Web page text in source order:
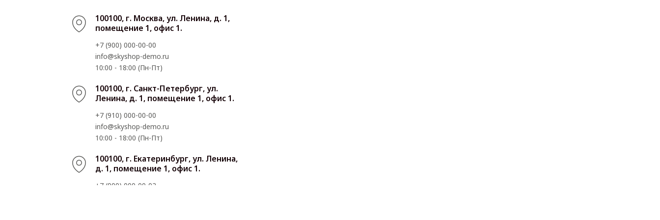
100100, г. Москва, ул. Ленина, д. 1,
помещение 1, офис 1.
+7 (900) 000-00-00
info@skyshop-demo.ru
10:00 - 18:00 (Пн-Пт)
100100, г. Санкт-Петербург, ул.
Ленина, д. 1, помещение 1, офис 1.
+7 (910) 000-00-00
info@skyshop-demo.ru
10:00 - 18:00 (Пн-Пт)
100100, г. Екатеринбург, ул. Ленина,
д. 1, помещение 1, офис 1.
+7 (900) 000-00-02